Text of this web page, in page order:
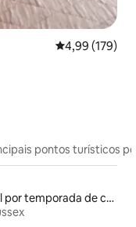
4,99 de uma
4,99 (179)
pontos turísticos
Aluguel por temporada de cabanas de pastor